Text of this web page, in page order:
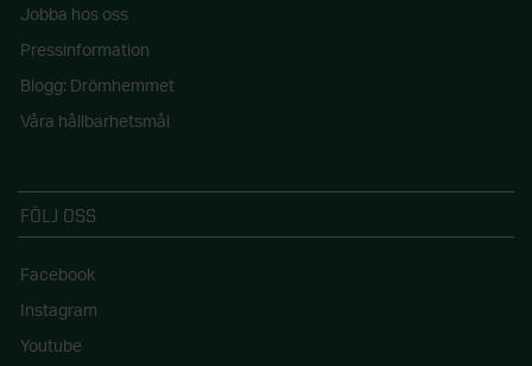
Jobba hos oss
Pressinformation
Blogg: Drömhemmet
Våra hållbarhetsmål
FÖLJ OSS
Facebook
Instagram
Youtube